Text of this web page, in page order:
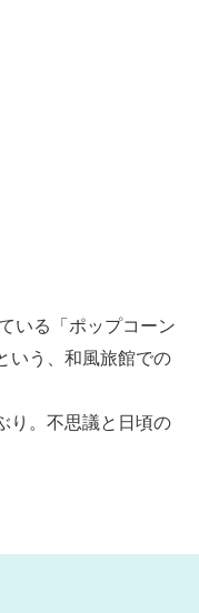
いる「ポップコーン
いう、和風旅館での
り。不思議と日頃の